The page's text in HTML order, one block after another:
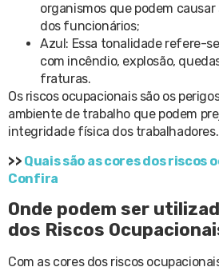
organismos que podem
dos funcionários;
Azul: Essa tonalidade refere-
com incêndio, explosão,
fraturas.
Os riscos ocupacionais são os
ambiente de trabalho que podem
integridade física dos trabalhadores.
>> Quais são as cores dos riscos
Confira
Onde podem ser
dos Riscos
Com as cores dos riscos